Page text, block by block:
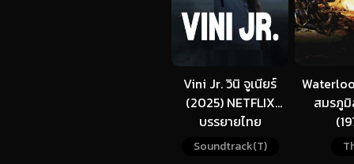
Vini Jr. วินิ จูเนียร์
(2025) NETFLIX
บรรยายไทย
Soundtrack(T)
สมรภู